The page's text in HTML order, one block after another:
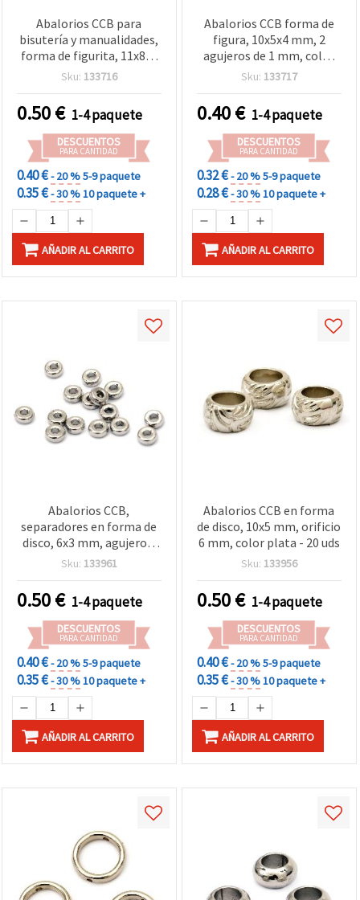
Abalorios CCB para
bisutería y manualidades,
forma de figurita, 11x8x5
mm, 3 agujeros de 1 mm,
Sku: 133716
0.50€ 1-4 paquete
DESCUENTOS
PARA CANTIDAD
0.40 €- 20 %5-9 paquete
0.35 €- 30 %10 paquete +
AÑADIR AL CARRITO
Abalorios CCB forma de
figura, 10x5x4 mm, 2
agujeros de 1 mm, color
plata, pack de 25 uds
Sku: 133717
0.40€ 1-4 paquete
DESCUENTOS
PARA CANTIDAD
0.32 €- 20 %5-9 paquete
0.28 €- 30 %10 paquete +
AÑADIR AL CARRITO
Abalorios CCB,
separadores en forma de
disco, 6x3 mm, agujero 2
mm, color plata - 50
Sku: 133961
0.50€ 1-4 paquete
DESCUENTOS
PARA CANTIDAD
0.40 €- 20 %5-9 paquete
0.35 €- 30 %10 paquete +
AÑADIR AL CARRITO
Abalorios CCB en forma
de disco, 10x5 mm, orificio
6 mm, color plata - 20 uds
Sku: 133956
0.50€ 1-4 paquete
DESCUENTOS
PARA CANTIDAD
0.40 €- 20 %5-9 paquete
0.35 €- 30 %10 paquete +
AÑADIR AL CARRITO